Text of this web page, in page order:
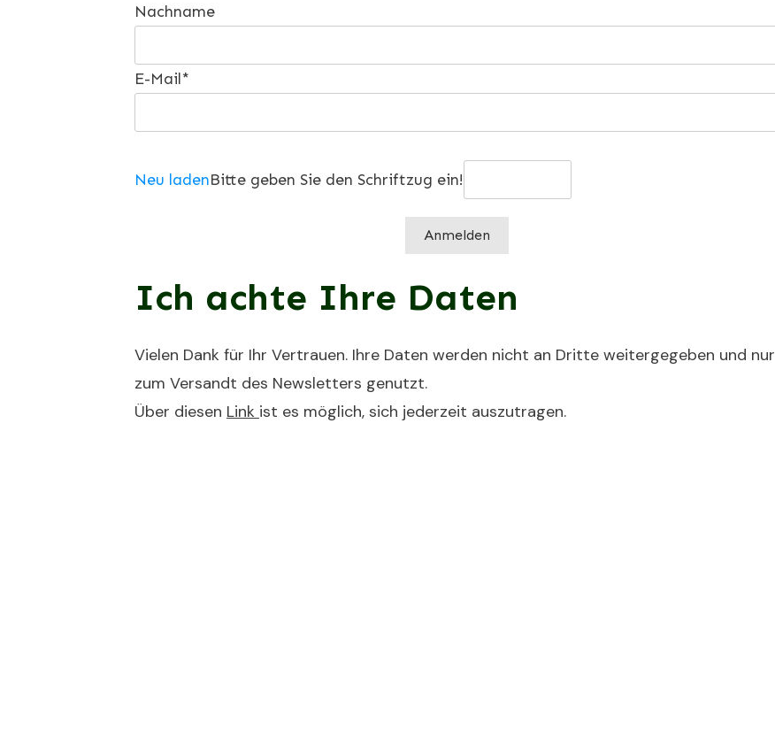
Nachname
E-Mail*
Neu ladenBitte geben Sie den Schriftzug ein!
Anmelden
Ich achte Ihre Daten
Vielen Dank für Ihr Vertrauen. Ihre Daten werden nicht an Dritte weitergegeben und nur
zum Versandt des Newsletters genutzt.
Über diesen Link ist es möglich, sich jederzeit auszutragen.